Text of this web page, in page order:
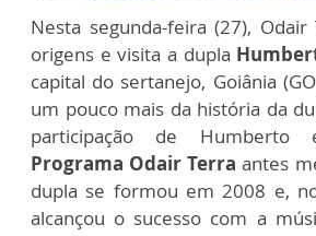
Nesta segunda-feira (27),
origens e visita a dupla
capital do sertanejo, Goiânia
um pouco mais da história da
participação de
Programa Odair Terra antes
dupla se formou em 2008 e,
alcançou o sucesso com a